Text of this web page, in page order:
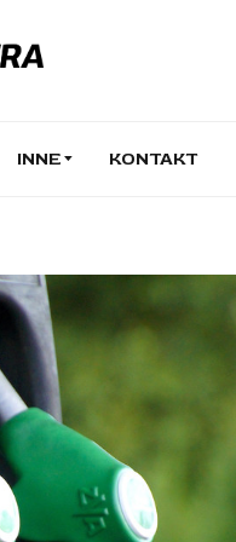
INNE KONTAKT